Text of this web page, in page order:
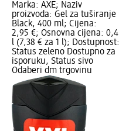
Marka: AXE; Naziv
proizvoda: Gel za tuširanje
Black, 400 ml; Cijena:
2,95 €; Osnovna cijena: 0,4
l (7,38 € za 1 l); Dostupnost:
Status zeleno Dostupno za
isporuku, Status sivo
Odaberi dm trgovinu